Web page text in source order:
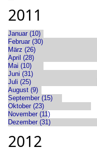
2011
Januar (10)
Februar (30)
März (26)
April (28)
Mai (10)
Juni (31)
Juli (25)
August (9)
September (15)
Oktober (23)
November (11)
Dezember (31)
2012